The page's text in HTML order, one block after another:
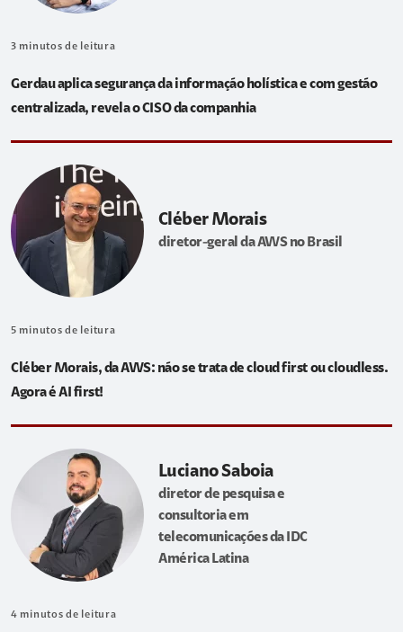
3 minutos de leitura
Gerdau aplica segurança da informação holística e com gestão
centralizada, revela o CISO da companhia
Cléber Morais
diretor-geral da AWS no Brasil
5 minutos de leitura
Cléber Morais, da AWS: não se trata de cloud first ou cloudless.
Agora é AI first!
Luciano Saboia
diretor de pesquisa e
consultoria em
telecomunicações da IDC
América Latina
4 minutos de leitura